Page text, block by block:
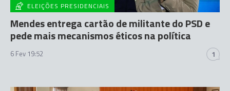
ELEIÇÕES PRESIDENCIAIS
Mendes entrega cartão de militante do PSD e
pede mais mecanismos éticos na política
6 Fev 19:52 1